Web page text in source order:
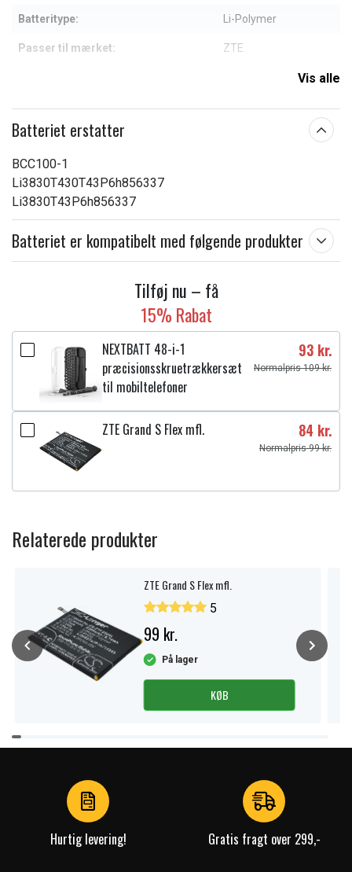
Batteritype: Li-Polymer
Passer til mærket: ZTE
Vis alle
Batteriet erstatter
BCC100-1
Li3830T430T43P6h856337
Li3830T43P6h856337
Batteriet er kompatibelt med følgende produkter
Tilføj nu – få
15% Rabat
NEXTBATT 48-i-1
præcisionsskruetrækkersæt
til mobiltelefoner
93 kr.
Normalpris 109 kr.
ZTE Grand S Flex mfl. 84 kr.
Normalpris 99 kr.
Relaterede produkter
ZTE Grand S Flex mfl.
5
99 kr.
På lager
KØB
Item
1
Hurtig levering! Gratis fragt over 299,-